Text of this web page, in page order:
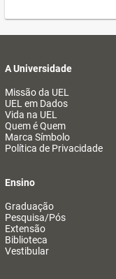
A Universidade
Missão da UEL
UEL em Dados
Vida na UEL
Quem é Quem
Marca Símbolo
Política de Privacidade
Ensino
Graduação
Pesquisa/Pós
Extensão
Biblioteca
Vestibular